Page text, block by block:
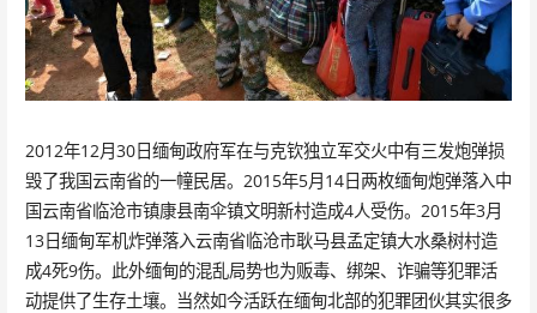
2012年12月30日缅甸政府军在与克钦独立军交火中有三发炮弹损
毁了我国云南省的一幢民居。2015年5月14日两枚缅甸炮弹落入中
国云南省临沧市镇康县南伞镇文明新村造成4人受伤。2015年3月
13日缅甸军机炸弹落入云南省临沧市耿马县孟定镇大水桑树村造
成4死9伤。此外缅甸的混乱局势也为贩毒、绑架、诈骗等犯罪活
动提供了生存土壤。当然如今活跃在缅甸北部的犯罪团伙其实很多